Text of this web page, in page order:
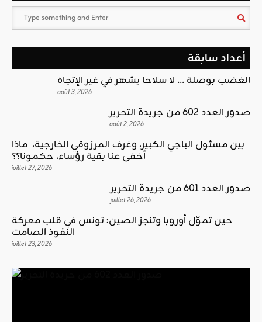
أعداد سابقة
الغضب بوصلة … لا سلاحا يشهر في غير الإتجاه
août 3, 2026
صدور العدد 602 من جريدة التحرير
août 2, 2026
بين مسئول الباجي الكبير، وغرف المرزوقي الخارجية، ماذا
أخفى عنا بقية رؤساء، حكمونا؟؟
juillet 27, 2026
صدور العدد 601 من جريدة التحرير
juillet 26, 2026
حين تموّل أوروبا وتنجز الصين: تونس في قلب معركة
النفوذ الصامت
juillet 23, 2026